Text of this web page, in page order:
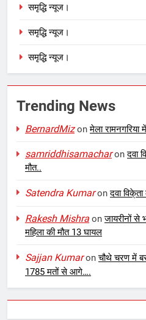
समृद्धि न्यूज।
समृद्धि न्यूज।
समृद्धि न्यूज।
Trending News
BernardMizonमेला
samriddhisamacharonदवा
मौत..
Satendra Kumaronदवा
Rakesh Mishra onजायरीनों से
महिला की मौत 13 घायल
Sajjan Kumaronचौथे चरण में
1785 मतों से आगे….